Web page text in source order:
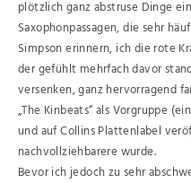
plötzlich ganz abstruse Dinge
Saxophonpassagen, die sehr
Simpson erinnern, ich die rote
der gefühlt mehrfach davor
versenken, ganz hervorragend
„The Kinbeats“ als Vorgruppe
und auf Collins Plattenlabel
nachvollziehbarere wurde.
Bevor ich jedoch zu sehr